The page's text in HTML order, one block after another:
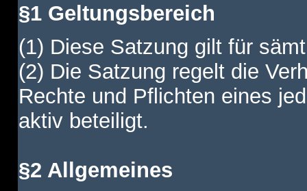
§1 Geltungsbereich
(1) Diese Satzung gilt für
(2) Die Satzung regelt die
Rechte und Pflichten eines
aktiv beteiligt.
§2 Allgemeines